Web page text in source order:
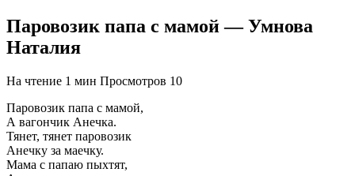
Паровозик папа с мамой — Умнова
Наталия
На чтение 1 мин Просмотров 10
Паровозик папа с мамой,
А вагончик Анечка.
Тянет, тянет паровозик
Анечку за маечку.
Мама с папаю пыхтят,